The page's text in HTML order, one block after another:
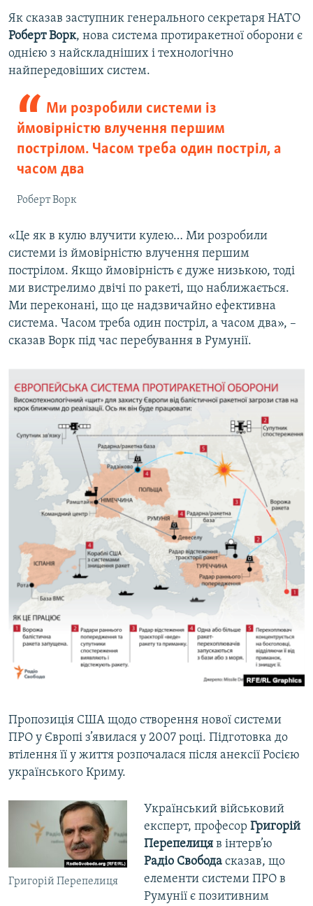
Як сказав заступник генерального секретаря НАТО
Роберт Ворк, нова система протиракетної оборони є
однією з найскладніших і технологічно
найпередовіших систем.
Ми розробили системи із
ймовірністю влучення першим
пострілом. Часом треба один постріл, а
часом два
Роберт Ворк
«Це як в кулю влучити кулею… Ми розробили
системи із ймовірністю влучення першим
пострілом. Якщо ймовірність є дуже низькою, тоді
ми вистрелимо двічі по ракеті, що наближається.
Ми переконані, що це надзвичайно ефективна
система. Часом треба один постріл, а часом два», –
сказав Ворк під час перебування в Румунії.
Пропозиція США щодо створення нової системи
ПРО у Європі з’явилася у 2007 році. Підготовка до
втілення її у життя розпочалася після анексії Росією
українського Криму.
Григорій Перепелиця
Український військовий
експерт, професор Григорій
Перепелицяв інтерв’ю
Радіо Свободасказав, що
елементи системи ПРО в
Румунії є позитивним